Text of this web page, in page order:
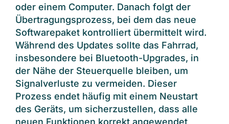
oder einem Computer. Danach folgt der
Übertragungsprozess, bei dem das neue
Softwarepaket kontrolliert übermittelt wird.
Während des Updates sollte das Fahrrad,
insbesondere bei Bluetooth-Upgrades, in
der Nähe der Steuerquelle bleiben, um
Signalverluste zu vermeiden. Dieser
Prozess endet häufig mit einem Neustart
des Geräts, um sicherzustellen, dass alle
neuen Funktionen korrekt angewendet